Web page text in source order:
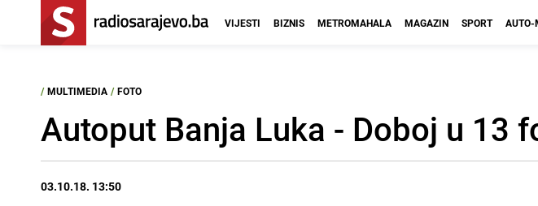
VIJESTI BIZNIS METROMAHALA MAGAZIN SPORT AUTO-
/ MULTIMEDIA / FOTO
Autoput Banja Luka - Doboj u 13
03.10.18. 13:50